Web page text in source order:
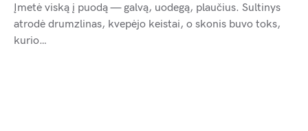
Įmetė viską į puodą — galvą, uodegą, plaučius. Sultinys
atrodė drumzlinas, kvepėjo keistai, o skonis buvo toks,
kurio…